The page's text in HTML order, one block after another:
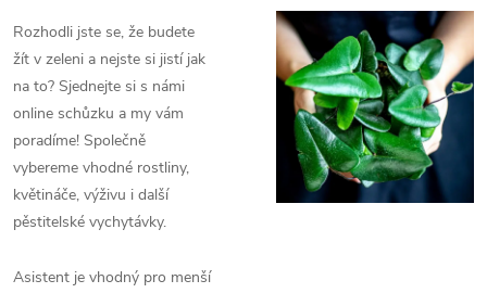
Rozhodli jste se, že budete
žít v zeleni a nejste si jistí jak
na to? Sjednejte si s námi
online schůzku a my vám
poradíme! Společně
vybereme vhodné rostliny,
květináče, výživu i další
pěstitelské vychytávky.
Asistent je vhodný pro menší